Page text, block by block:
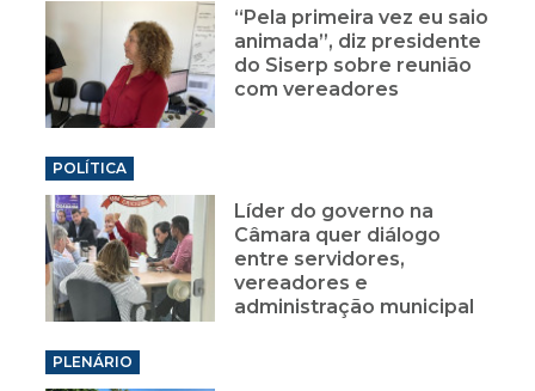
“Pela primeira vez eu saio
animada”, diz presidente
do Siserp sobre reunião
com vereadores
POLÍTICA
Líder do governo na
Câmara quer diálogo
entre servidores,
vereadores e
administração municipal
PLENÁRIO